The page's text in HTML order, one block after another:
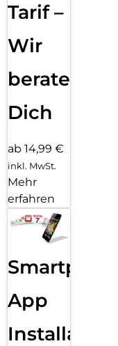
Tarif –
Wir
beraten
Dich
ab 14,99 €
inkl. MwSt.
Mehr
erfahren
Smartphone
App
Installation